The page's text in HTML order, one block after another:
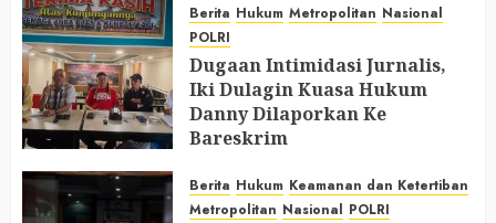
Berita Hukum Metropolitan Nasional
POLRI
Dugaan Intimidasi Jurnalis,
Iki Dulagin Kuasa Hukum
Danny Dilaporkan Ke
Bareskrim
Berita Hukum Keamanan dan Ketertiban
Metropolitan Nasional POLRI